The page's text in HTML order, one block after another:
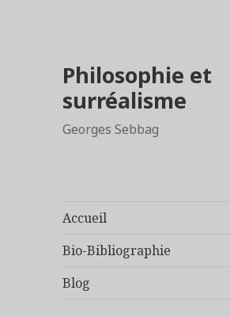
Philosophie et
surréalisme
Georges Sebbag
Accueil
Bio-Bibliographie
Blog